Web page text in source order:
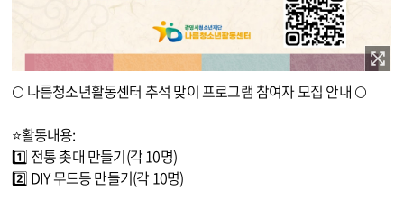
이미지 확대보기
🌕 나름청소년활동센터 추석 맞이 프로그램 참여자 모집 안내 🌕
⭐활동내용:
1️⃣ 전통 촛대 만들기(각 10명)
2️⃣ DIY 무드등 만들기(각 10명)